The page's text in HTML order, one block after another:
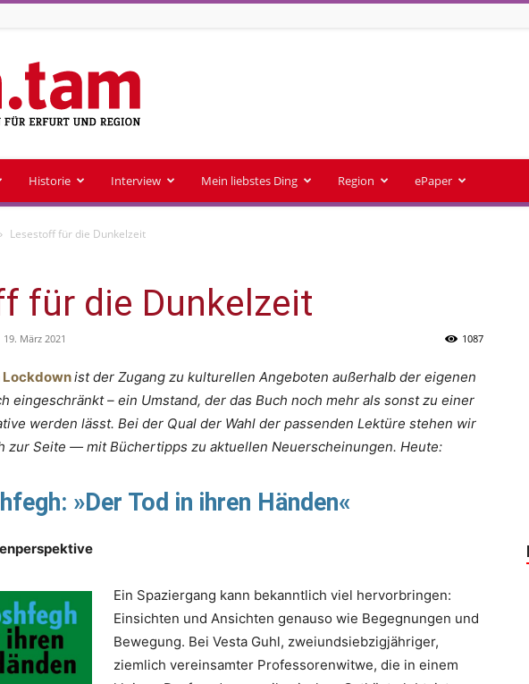
Stadtmagazin
tam.tam
Historie Interview Mein liebstes Ding Region ePaper
Lesestoff für die Dunkelzeit
für die Dunkelzeit
19. März 2021 1087
Lockdownist der Zugang zu kulturellen Angeboten außerhalb der eigenen
eingeschränkt – ein Umstand, der das Buch noch mehr als sonst zu einer
werden lässt. Bei der Qual der Wahl der passenden Lektüre stehen wir
zur Seite — mit Büchertipps zu aktuellen Neuerscheinungen. Heute:
»Der Tod in ihren Händen«
Ein Spaziergang kann bekanntlich viel hervorbringen:
Einsichten und Ansichten genauso wie Begegnungen und
Bewegung. Bei Vesta Guhl, zweiundsiebzigjähriger,
ziemlich vereinsamter Professorenwitwe, die in einem